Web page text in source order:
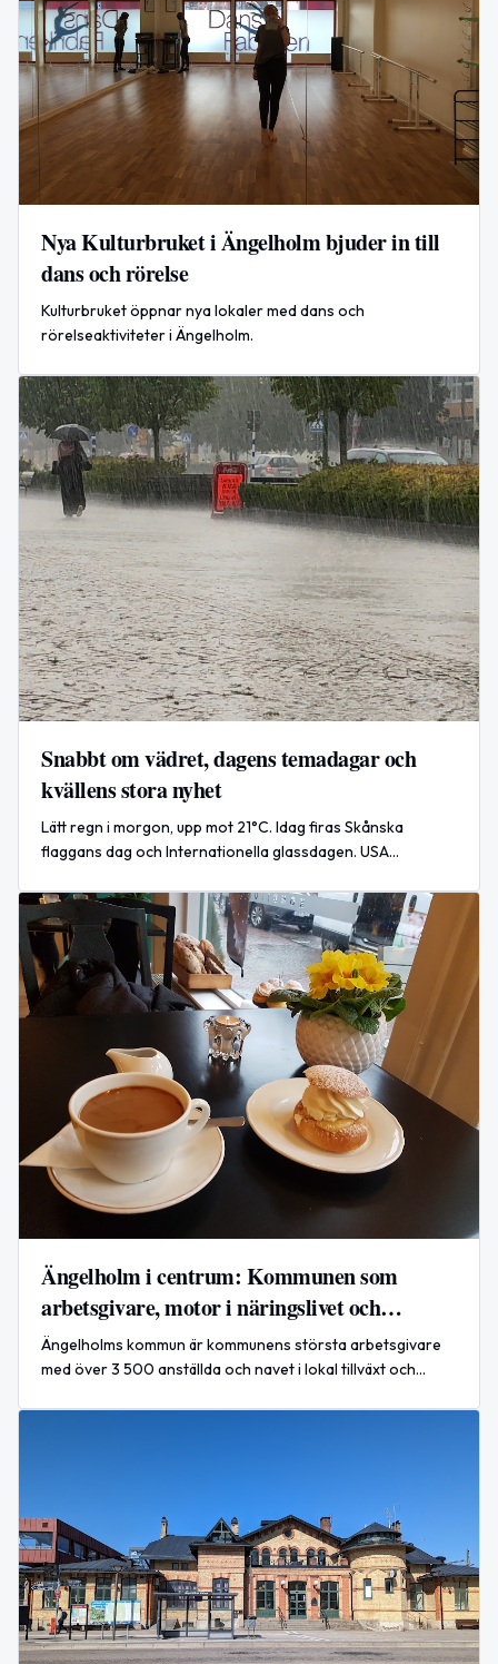
Nya Kulturbruket i Ängelholm bjuder in till
dans och rörelse
Kulturbruket öppnar nya lokaler med dans och
rörelseaktiviteter i Ängelholm.
Snabbt om vädret, dagens temadagar och
kvällens stora nyhet
Lätt regn i morgon, upp mot 21°C. Idag firas Skånska
flaggans dag och Internationella glassdagen. USA
Ängelholm i centrum: Kommunen som
arbetsgivare, motor i näringslivet och
vägvisare mot 2050
Ängelholms kommun är kommunens största arbetsgivare
med över 3 500 anställda och navet i lokal tillväxt och